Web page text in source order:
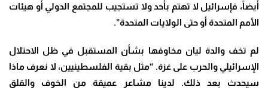
أيضاً، فإسرائيل لا تهتم بأحد ولا تستجيب للمجتمع الدولي أو هيئات
الأمم المتحدة أو حتى الولايات المتحدة”.
لم تخف والدة ليان مخاوفها بشأن المستقبل في ظل الاحتلال
الإسرائيلي والحرب على غزة. “مثل بقية الفلسطينيين، لا نعرف ماذا
سيحدث بعد ذلك. لدينا مشاعر عميقة من الخوف والقلق